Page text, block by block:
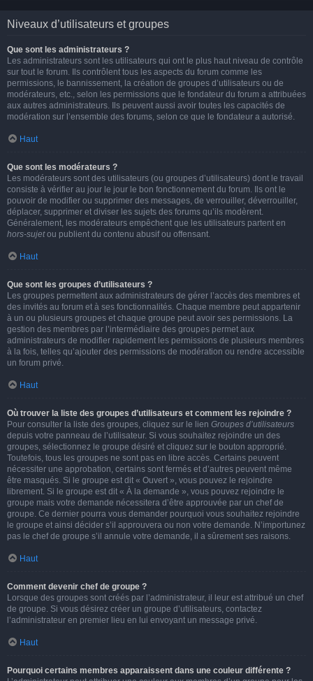
Niveaux d’utilisateurs et groupes
Que sont les administrateurs ?
Les administrateurs sont les utilisateurs qui ont le plus haut niveau de contrôle
sur tout le forum. Ils contrôlent tous les aspects du forum comme les
permissions, le bannissement, la création de groupes d’utilisateurs ou de
modérateurs, etc., selon les permissions que le fondateur du forum a attribuées
aux autres administrateurs. Ils peuvent aussi avoir toutes les capacités de
modération sur l’ensemble des forums, selon ce que le fondateur a autorisé.
Haut
Que sont les modérateurs ?
Les modérateurs sont des utilisateurs (ou groupes d’utilisateurs) dont le travail
consiste à vérifier au jour le jour le bon fonctionnement du forum. Ils ont le
pouvoir de modifier ou supprimer des messages, de verrouiller, déverrouiller,
déplacer, supprimer et diviser les sujets des forums qu’ils modèrent.
Généralement, les modérateurs empêchent que les utilisateurs partent en
hors-sujetou publient du contenu abusif ou offensant.
Haut
Que sont les groupes d’utilisateurs ?
Les groupes permettent aux administrateurs de gérer l’accès des membres et
des invités au forum et à ses fonctionnalités. Chaque membre peut appartenir
à un ou plusieurs groupes et chaque groupe peut avoir ses permissions. La
gestion des membres par l’intermédiaire des groupes permet aux
administrateurs de modifier rapidement les permissions de plusieurs membres
à la fois, telles qu’ajouter des permissions de modération ou rendre accessible
un forum privé.
Haut
Où trouver la liste des groupes d’utilisateurs et comment les rejoindre ?
Pour consulter la liste des groupes, cliquez sur le lien Groupes d’utilisateurs
depuis votre panneau de l’utilisateur. Si vous souhaitez rejoindre un des
groupes, sélectionnez le groupe désiré et cliquez sur le bouton approprié.
Toutefois, tous les groupes ne sont pas en libre accès. Certains peuvent
nécessiter une approbation, certains sont fermés et d’autres peuvent même
être masqués. Si le groupe est dit « Ouvert », vous pouvez le rejoindre
librement. Si le groupe est dit « À la demande », vous pouvez rejoindre le
groupe mais votre demande nécessitera d’être approuvée par un chef de
groupe. Ce dernier pourra vous demander pourquoi vous souhaitez rejoindre
le groupe et ainsi décider s’il approuvera ou non votre demande. N’importunez
pas le chef de groupe s’il annule votre demande, il a sûrement ses raisons.
Haut
Comment devenir chef de groupe ?
Lorsque des groupes sont créés par l’administrateur, il leur est attribué un chef
de groupe. Si vous désirez créer un groupe d’utilisateurs, contactez
l’administrateur en premier lieu en lui envoyant un message privé.
Haut
Pourquoi certains membres apparaissent dans une couleur différente ?